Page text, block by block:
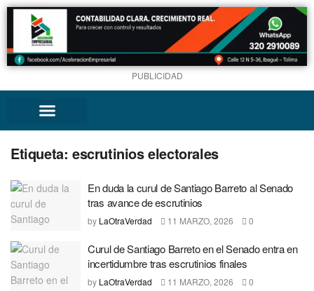
PUBLICIDAD
Etiqueta: escrutinios electorales
En duda la curul de Santiago Barreto al Senado
tras avance de escrutinios
by LaOtraVerdad 11 MARZO, 2026 0
Curul de Santiago Barreto en el Senado entra en
incertidumbre tras escrutinios finales
by LaOtraVerdad 11 MARZO, 2026 0